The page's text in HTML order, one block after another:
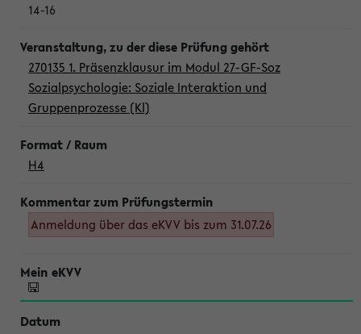
14-16
270135 1. Präsenzklausur im Modul 27-GF-Soz
Sozialpsychologie: Soziale Interaktion und
Gruppenprozesse (Kl)
H4
Anmeldung über das eKVV bis zum 31.07.26